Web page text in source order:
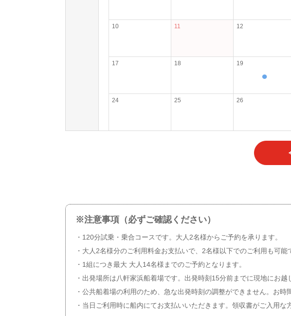
※注意事項（必ずご確認ください）
・120分試乗・乗合コースです。大人2名様からご予約を承ります。
・大人2名様分のご利用料金お支払いで、2名様以下でのご利用も可能
・1組につき最大 大人14名様までのご予約となります。
・出発場所は八軒家浜船着場です。出発時刻15分前までに現地にお越
・公共船着場の利用のため、急な出発時刻の調整ができません。お時
・当日ご利用時に船内にてお支払いいただきます。領収書がご入用な